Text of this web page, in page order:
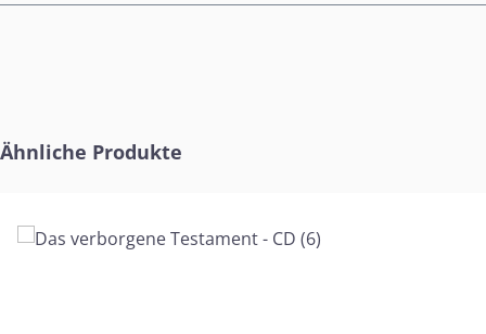
Produktgalerie überspringen
Ähnliche Produkte